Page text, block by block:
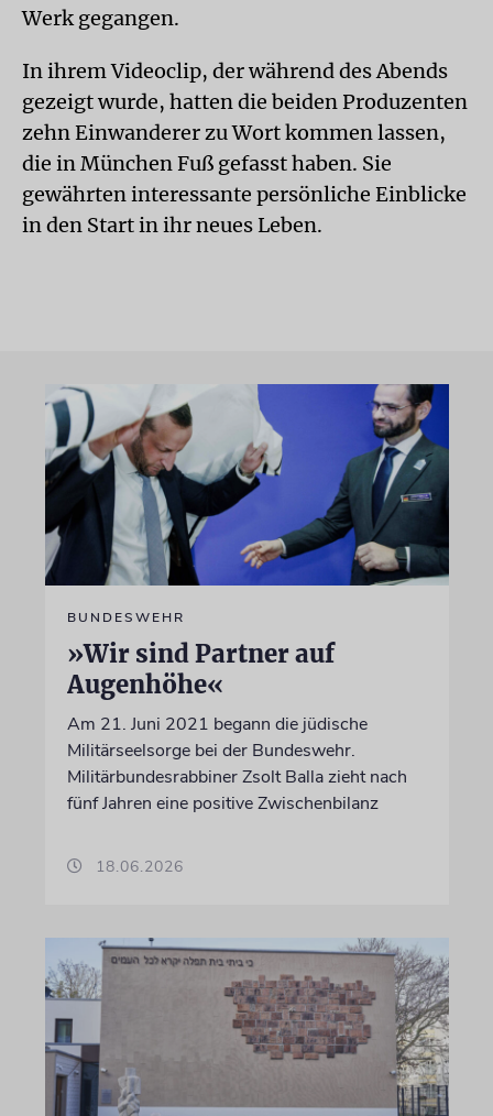
Werk gegangen.
In ihrem Videoclip, der während des Abends
gezeigt wurde, hatten die beiden Produzenten
zehn Einwanderer zu Wort kommen lassen,
die in München Fuß gefasst haben. Sie
gewährten interessante persönliche Einblicke
in den Start in ihr neues Leben.
BUNDESWEHR
»Wir sind Partner auf
Augenhöhe«
Am 21. Juni 2021 begann die jüdische
Militärseelsorge bei der Bundeswehr.
Militärbundesrabbiner Zsolt Balla zieht nach
fünf Jahren eine positive Zwischenbilanz
18.06.2026